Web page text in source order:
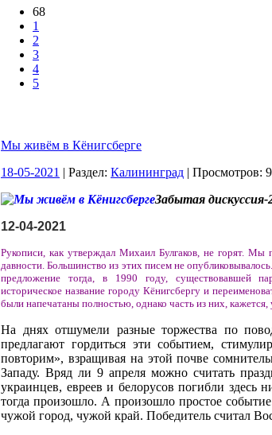
68
1
2
3
4
5
Мы живём в Кёнигсберге
18-05-2021 | Раздел: Калининград | Просмотров:
Забытая дискуссия-
12-04-2021
Рукописи, как утверждал Михаил Булгаков, не горят. Мы
давности. Большинство из этих писем не
предложение тогда, в 1990 году, существовавшей
историческое название городу Кёнигсбергу и
были напечатаны полностью, однако часть из них,
На днях отшумели разные торжества по
предлагают гордиться эти событием,
повторим», взращивая на этой почве
Западу. Вряд ли 9 апреля можно считать
украинцев, евреев и белорусов погибли здесь
тогда произошло. А произошло простое
чужой город, чужой край. Победитель считал